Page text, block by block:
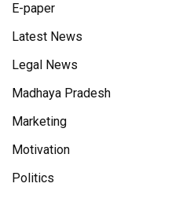
E-paper
Latest News
Legal News
Madhaya Pradesh
Marketing
Motivation
Politics